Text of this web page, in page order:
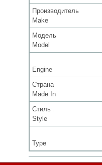
Производитель
Make
Модель
Model
Engine
Страна
Made In
Стиль
Style
Type